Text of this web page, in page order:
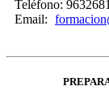
Teléfono:
Email: